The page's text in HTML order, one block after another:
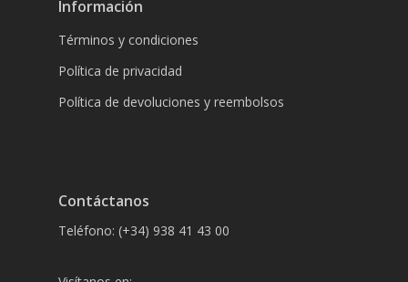
Información
Términos y condiciones
Política de privacidad
Política de devoluciones y reembolsos
Contáctanos
Teléfono: (+34) 938 41 43 00